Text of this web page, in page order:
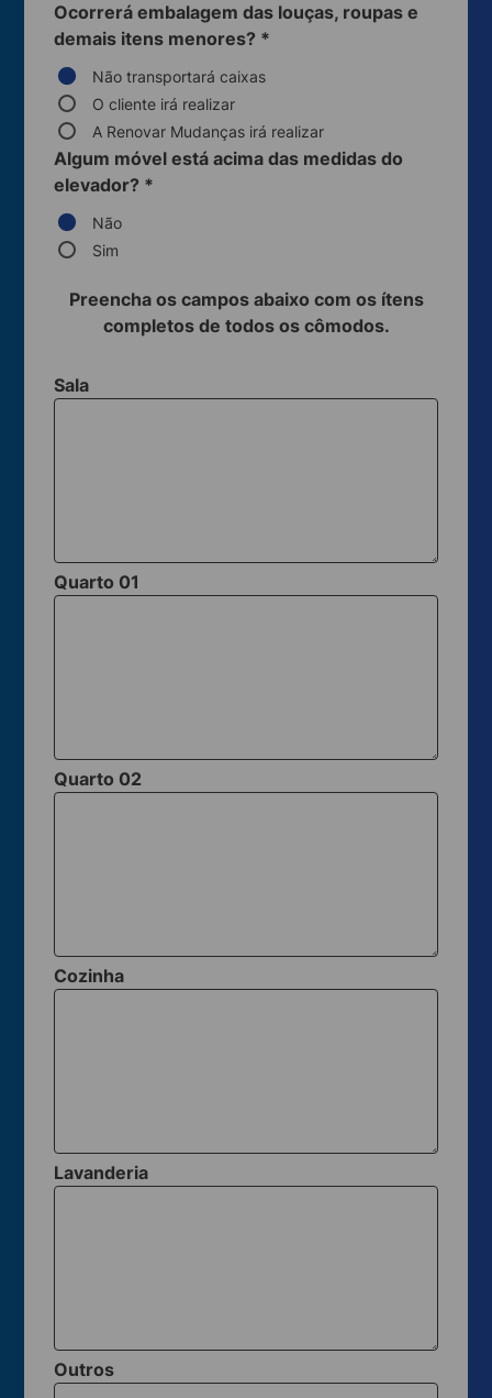
Ocorrerá embalagem das louças, roupas e
demais itens menores? *
Não transportará caixas
O cliente irá realizar
A Renovar Mudanças irá realizar
Algum móvel está acima das medidas do
elevador? *
Não
Sim
Preencha os campos abaixo com os ítens
completos de todos os cômodos.
Sala
Quarto 01
Quarto 02
Cozinha
Lavanderia
Outros